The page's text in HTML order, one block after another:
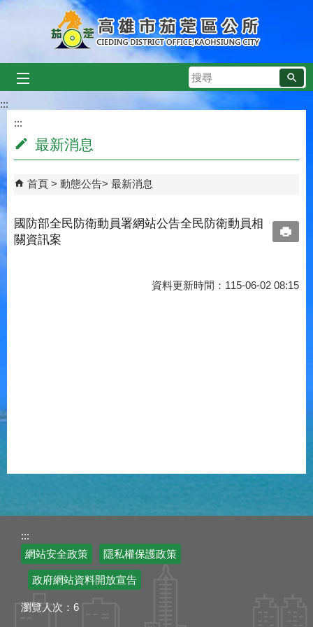
跳到主要內容區塊
搜
尋
:::
:::
最新消息
首頁 動態公告 最新消息
國防部全民防衛動員署網站公告全民防衛動員相
關資訊案
資料更新時間：115-06-02 08:15
:::
網站安全政策
隱私權保護政策
政府網站資料開放宣告
瀏覽人次： 6